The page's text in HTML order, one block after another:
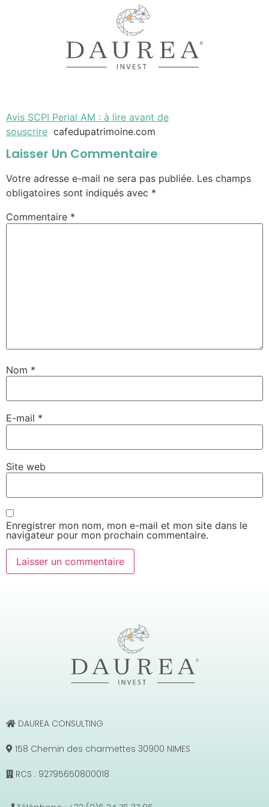
Avis SCPI Perial AM : à lire avant de
souscrire cafedupatrimoine.com
Laisser Un Commentaire
Votre adresse e-mail ne sera pas publiée. Les champs
obligatoires sont indiqués avec *
Commentaire *
Nom *
E-mail *
Site web
Enregistrer mon nom, mon e-mail et mon site dans le
navigateur pour mon prochain commentaire.
DAUREA CONSULTING
158 Chemin des charmettes 30900 NIMES
RCS : 92795650800018